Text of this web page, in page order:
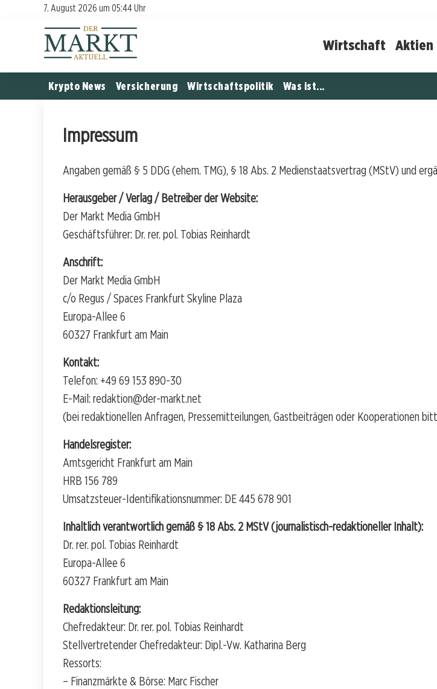
7. August 2026 um 05:44 Uhr
Wirtschaft Aktien
Krypto News Versicherung Wirtschaftspolitik Was ist...
Impressum
Angaben gemäß § 5 DDG (ehem. TMG), § 18 Abs. 2 Medienstaatsvertrag (MStV) und
Herausgeber / Verlag / Betreiber der Website:
Der Markt Media GmbH
Geschäftsführer: Dr. rer. pol. Tobias Reinhardt
Anschrift:
Der Markt Media GmbH
c/o Regus / Spaces Frankfurt Skyline Plaza
Europa-Allee 6
60327 Frankfurt am Main
Kontakt:
Telefon: +49 69 153 890-30
E-Mail: redaktion@der-markt.net
(bei redaktionellen Anfragen, Pressemitteilungen, Gastbeiträgen oder Kooperationen
Handelsregister:
Amtsgericht Frankfurt am Main
HRB 156 789
Umsatzsteuer-Identifikationsnummer: DE 445 678 901
Inhaltlich verantwortlich gemäß § 18 Abs. 2 MStV (journalistisch-redaktioneller Inhalt):
Dr. rer. pol. Tobias Reinhardt
Europa-Allee 6
60327 Frankfurt am Main
Redaktionsleitung:
Chefredakteur: Dr. rer. pol. Tobias Reinhardt
Stellvertretender Chefredakteur: Dipl.-Vw. Katharina Berg
Ressorts:
– Finanzmärkte & Börse: Marc Fischer